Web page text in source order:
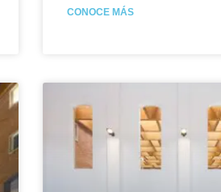
CONOCE MÁS